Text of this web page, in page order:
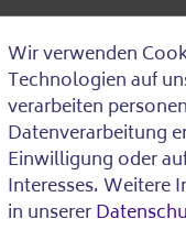
Use
of
Wir verwenden
Technologien auf
verarbeiten
Datenverarbeitung
Einwilligung oder
Interesses. Weitere
in unserer